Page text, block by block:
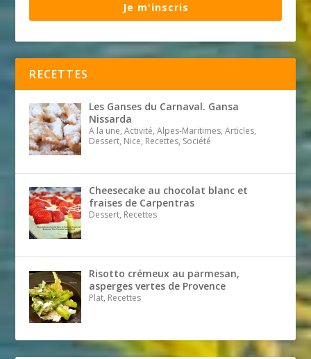
Je m'inscris
RECETTES
Les Ganses du Carnaval. Gansa
Nissarda
A la une, Activité, Alpes-Maritimes, Articles,
Dessert, Nice, Recettes, Société
Cheesecake au chocolat blanc et
fraises de Carpentras
Dessert, Recettes
Risotto crémeux au parmesan,
asperges vertes de Provence
Plat, Recettes